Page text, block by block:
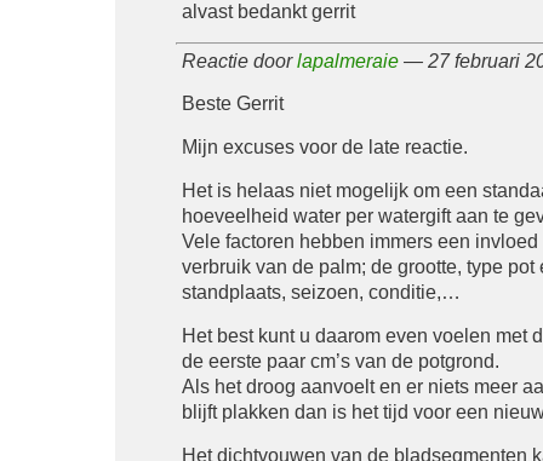
alvast bedankt gerrit
Reactie doorlapalmeraie— 27 februari
Beste Gerrit
Mijn excuses voor de late reactie.
Het is helaas niet mogelijk om een
hoeveelheid water per watergift aan te
Vele factoren hebben immers een invloed
verbruik van de palm; de grootte, type pot
standplaats, seizoen, conditie,…
Het best kunt u daarom even voelen met
de eerste paar cm’s van de potgrond.
Als het droog aanvoelt en er niets meer
blijft plakken dan is het tijd voor een
Het dichtvouwen van de bladsegmenten